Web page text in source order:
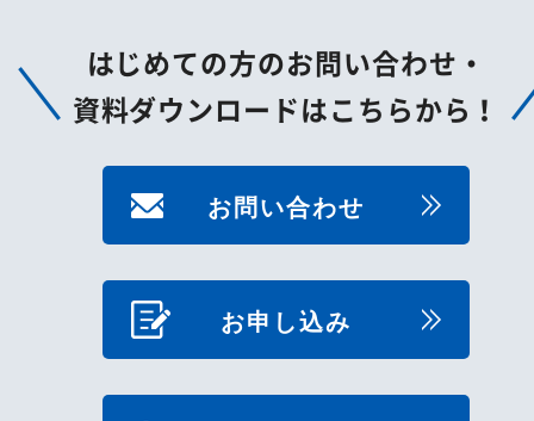
はじめての方のお問い合わせ・
資料ダウンロードはこちらから！
お問い合わせ
お申し込み